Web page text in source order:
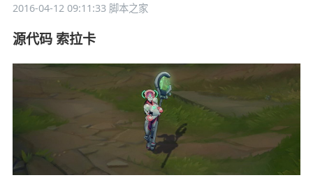
2016-04-12 09:11:33脚本之家
源代码 索拉卡